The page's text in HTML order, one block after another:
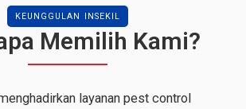
KEUNGGULAN INSEKIL
Memilih Kami?
layanan pest control